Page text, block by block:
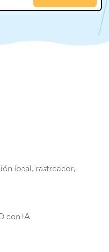
local, rastreador,
con IA